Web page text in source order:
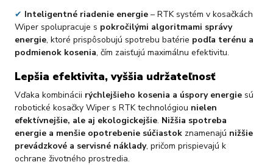
✔ Inteligentné riadenie energie– RTK systém v kosačkách
Wiper spolupracuje s pokročilými algoritmami správy
energie, ktoré prispôsobujú spotrebu batérie podľa terénu a
podmienok kosenia, čím zaisťujú maximálnu efektivitu.
Lepšia efektivita, vyššia udržateľnosť
Vďaka kombinácii rýchlejšieho kosenia a úspory energiesú
robotické kosačky Wiper s RTK technológiou nielen
efektívnejšie, ale aj ekologickejšie. Nižšia spotreba
energie a menšie opotrebenie súčiastokznamenajú nižšie
prevádzkové a servisné náklady, pričom prispievajú k
ochrane životného prostredia.